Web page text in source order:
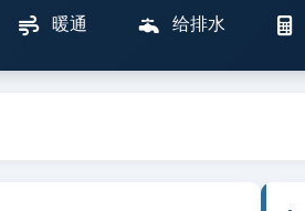
暖通 给排水